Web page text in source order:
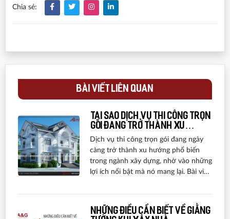
Chia sẻ:
BÀI VIẾT LIÊN QUAN
Tại sao dịch vụ thi công trọn
gói đang trở thành xu
hướng xây dựng?
Dịch vụ thi công trọn gói đang ngày
càng trở thành xu hướng phổ biến
trong ngành xây dựng, nhờ vào những
lợi ích nổi bật mà nó mang lại. Bài viết
tại sao dịch vụ thi công trọn gói đang
thu hút sự chú ý của nhiều chủ đầu
tư và gia chủ.
Những điều cần biết về giằng